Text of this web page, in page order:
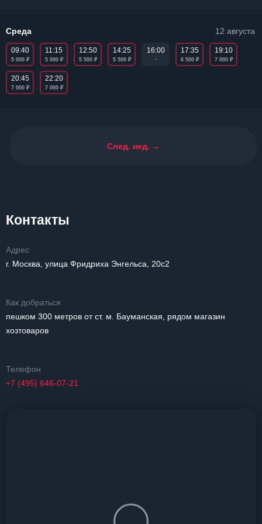
Среда 12 августа
09:40
5 000 ₽
11:15
5 000 ₽
12:50
5 500 ₽
14:25
5 500 ₽
16:00
-
17:35
6 500 ₽
19:10
7 000 ₽
20:45
7 000 ₽
22:20
7 000 ₽
След. нед. →
Контакты
Адрес
г. Москва, улица Фридриха Энгельса, 20с2
Как добраться
пешком 300 метров от ст. м. Бауманская, рядом магазин
хозтоваров
Телефон
+7 (495) 646-07-21